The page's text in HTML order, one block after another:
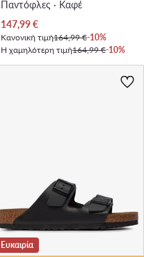
Παντόφλες · Καφέ
Τρέχουσα τιμή
147,99€
Κανονική τιμή164,99 €-10%
Η χαμηλότερη τιμή164,99 €-10%
Ευκαιρία